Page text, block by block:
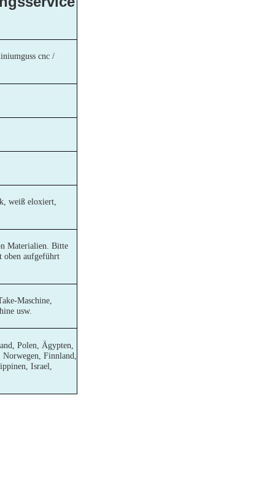
cnc /
weiß eloxiert,
Materialien. Bitte
oben aufgeführt
Maschine,
usw.
Polen, Ägypten,
Norwegen, Finnland,
Israel,